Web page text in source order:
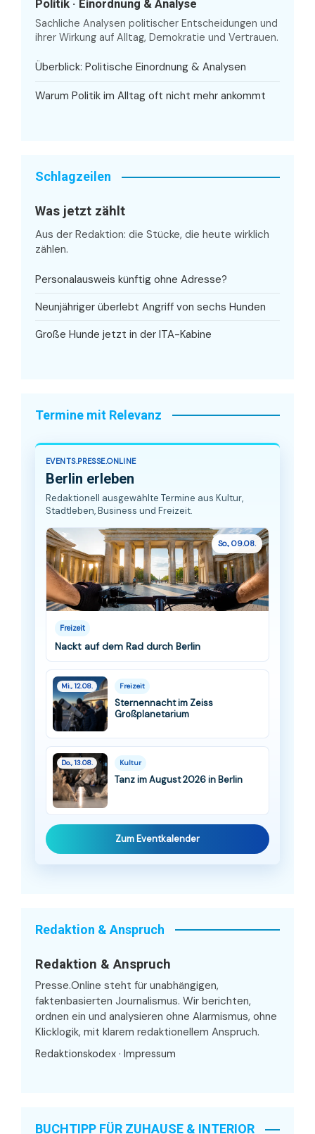
Politik · Einordnung & Analyse
Sachliche Analysen politischer Entscheidungen und
ihrer Wirkung auf Alltag, Demokratie und Vertrauen.
Überblick: Politische Einordnung & Analysen
Warum Politik im Alltag oft nicht mehr ankommt
Schlagzeilen
Was jetzt zählt
Aus der Redaktion: die Stücke, die heute wirklich
zählen.
Personalausweis künftig ohne Adresse?
Neunjähriger überlebt Angriff von sechs Hunden
Große Hunde jetzt in der ITA-Kabine
Termine mit Relevanz
EVENTS.PRESSE.ONLINE
Berlin erleben
Redaktionell ausgewählte Termine aus Kultur,
Stadtleben, Business und Freizeit.
So., 09.08.
Freizeit
Nackt auf dem Rad durch Berlin
Mi., 12.08. Freizeit
Sternennacht im Zeiss
Großplanetarium
Do., 13.08. Kultur
Tanz im August 2026 in Berlin
Zum Eventkalender
Redaktion & Anspruch
Redaktion & Anspruch
Presse.Online steht für unabhängigen,
faktenbasierten Journalismus. Wir berichten,
ordnen ein und analysieren ohne Alarmismus, ohne
Klicklogik, mit klarem redaktionellem Anspruch.
Redaktionskodex · Impressum
BUCHTIPP FÜR ZUHAUSE & INTERIOR